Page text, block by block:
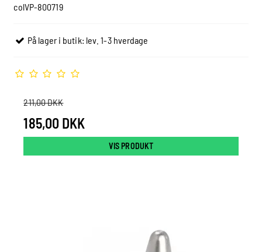
colVP-800719
På lager i butik: lev. 1-3 hverdage
211,00 DKK
185,00 DKK
VIS PRODUKT